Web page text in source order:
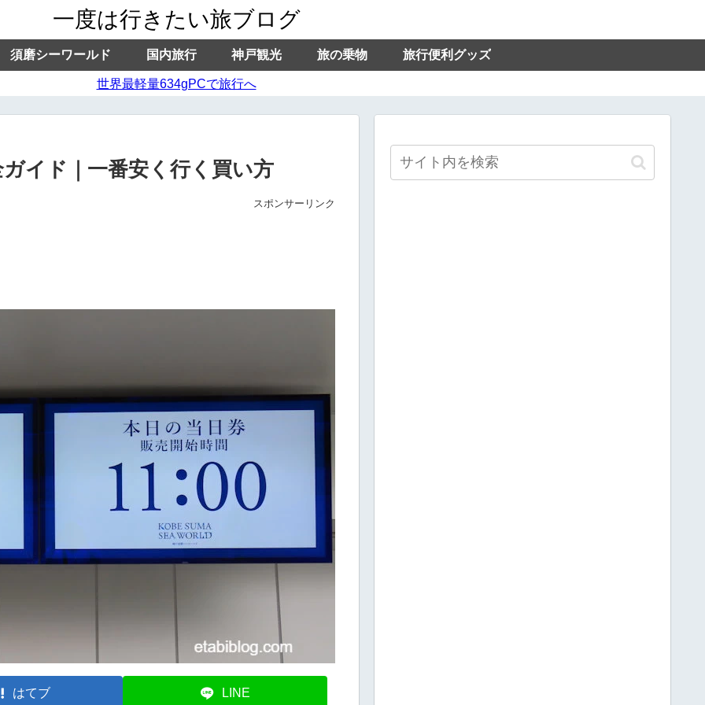
一度は行きたい旅ブログ
須磨シーワールド 国内旅行 神戸観光 旅の乗物 旅行便利グッズ
世界最軽量634gPCで旅行へ
イド｜一番安く行く買い方
スポンサーリンク
はてブ LINE